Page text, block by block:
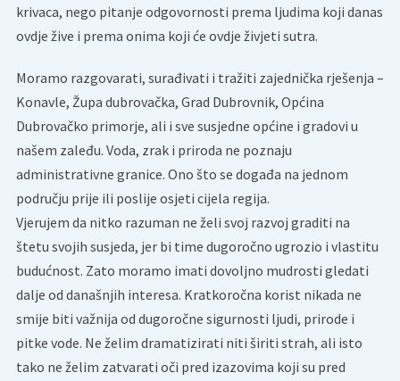
krivaca, nego pitanje odgovornosti prema ljudima koji danas
ovdje žive i prema onima koji će ovdje živjeti sutra.
Moramo razgovarati, surađivati i tražiti zajednička rješenja –
Konavle, Župa dubrovačka, Grad Dubrovnik, Općina
Dubrovačko primorje, ali i sve susjedne općine i gradovi u
našem zaleđu. Voda, zrak i priroda ne poznaju
administrativne granice. Ono što se događa na jednom
području prije ili poslije osjeti cijela regija.
Vjerujem da nitko razuman ne želi svoj razvoj graditi na
štetu svojih susjeda, jer bi time dugoročno ugrozio i vlastitu
budućnost. Zato moramo imati dovoljno mudrosti gledati
dalje od današnjih interesa. Kratkoročna korist nikada ne
smije biti važnija od dugoročne sigurnosti ljudi, prirode i
pitke vode. Ne želim dramatizirati niti širiti strah, ali isto
tako ne želim zatvarati oči pred izazovima koji su pred